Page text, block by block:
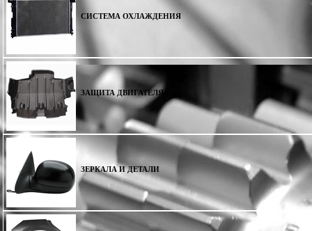
СИСТЕМА ОХЛАЖДЕНИЯ
ЗАЩИТА ДВИГАТЕЛЯ
ЗЕРКАЛА И ДЕТАЛИ